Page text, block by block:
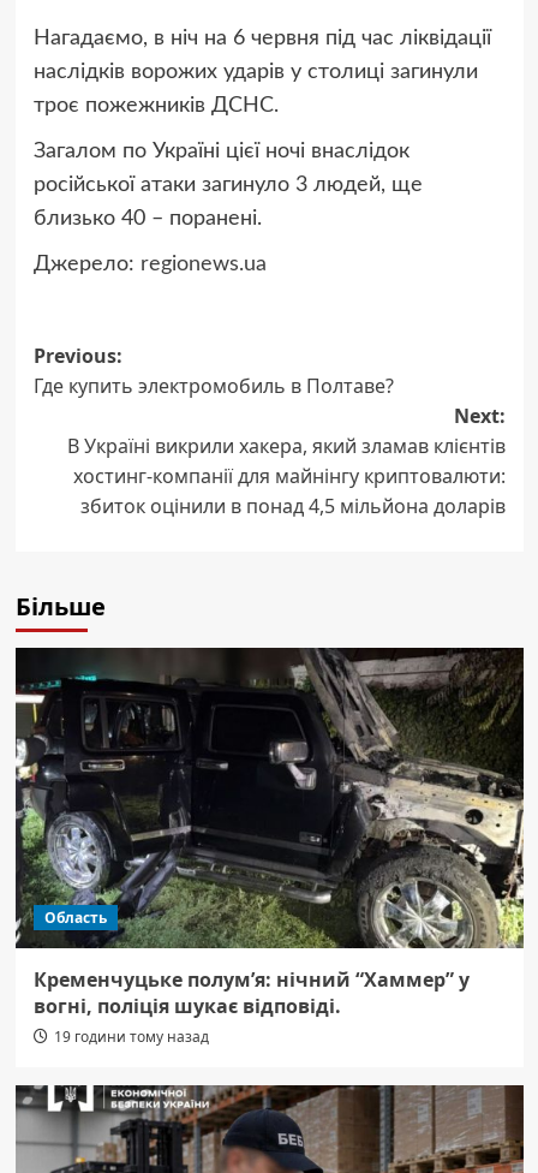
Нагадаємо, в ніч на 6 червня під час ліквідації
наслідків ворожих ударів у столиці загинули
троє пожежників ДСНС.
Загалом по Україні цієї ночі внаслідок
російської атаки загинуло 3 людей, ще
близько 40 – поранені.
Джерело: regionews.ua
Post
navigation
Previous:
Где купить электромобиль в Полтаве?
Next:
В Україні викрили хакера, який зламав клієнтів
хостинг-компанії для майнінгу криптовалюти:
збиток оцінили в понад 4,5 мільйона доларів
Більше
Область
Кременчуцьке полум’я: нічний “Хаммер” у
вогні, поліція шукає відповіді.
19 години тому назад